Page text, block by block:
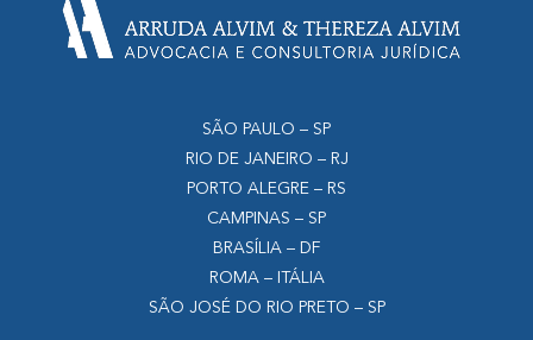
SÃO PAULO – SP
RIO DE JANEIRO – RJ
PORTO ALEGRE – RS
CAMPINAS – SP
BRASÍLIA – DF
ROMA – ITÁLIA
SÃO JOSÉ DO RIO PRETO – SP